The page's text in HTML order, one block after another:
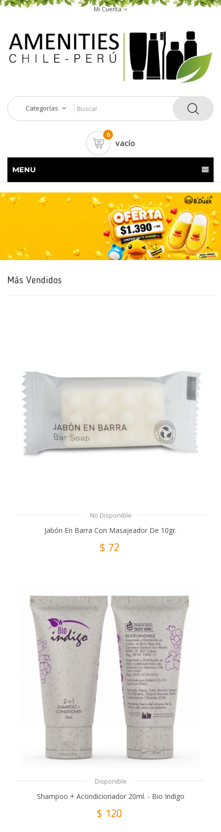
Mi Cuenta
Categorías
0
vacío
MENU
Más Vendidos
No Disponible
Jabón En Barra Con Masajeador De 10gr.
$ 72
Disponible
Shampoo + Acondicionador 20ml. - Bio Indigo
$ 120